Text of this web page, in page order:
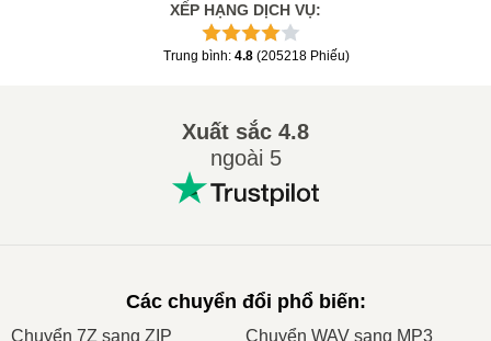
XẾP HẠNG DỊCH VỤ:
Trung bình: 4.8 (205218 Phiếu)
Xuất sắc 4.8
ngoài 5
Các chuyển đổi phổ biến:
Сhuyển 7Z sang ZIP Сhuyển WAV sang MP3